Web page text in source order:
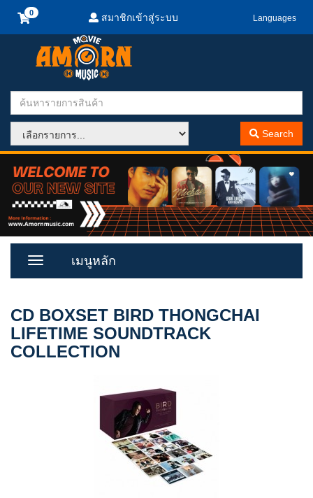
สมาชิกเข้าสู่ระบบ Languages
Search
Toggle
เมนูหลัก
CD BOXSET BIRD THONGCHAI
LIFETIME SOUNDTRACK
COLLECTION